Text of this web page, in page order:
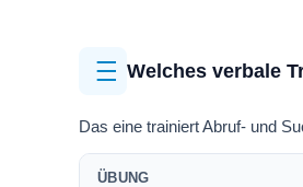
Welches verbale
Das eine trainiert Abruf- und
ÜBUNG